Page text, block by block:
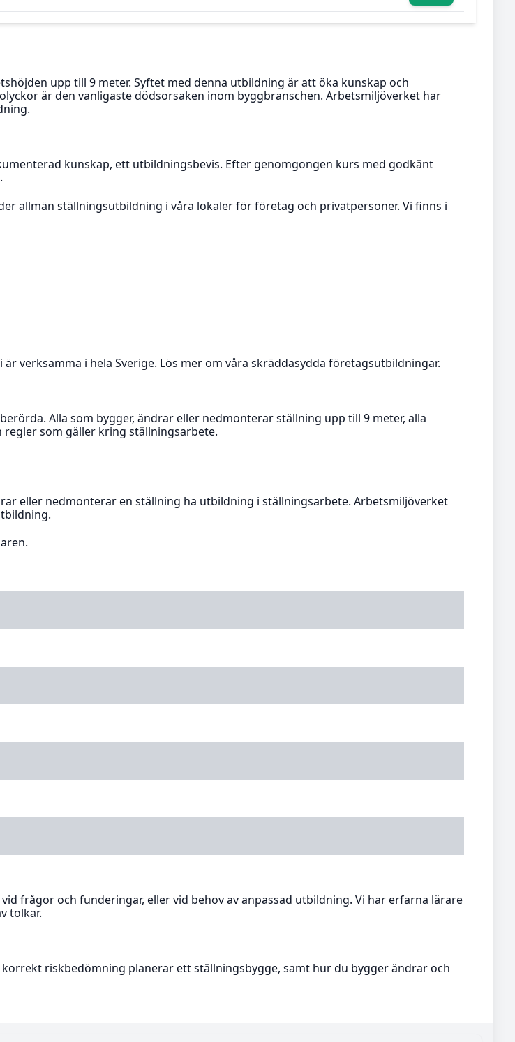
upp till 9 meter. Syftet med denna utbildning är att öka kunskap och
är den vanligaste dödsorsaken inom byggbranschen. Arbetsmiljöverket har
kunskap, ett utbildningsbevis. Efter genomgongen kurs med godkänt
allmän ställningsutbildning i våra lokaler för företag och privatpersoner. Vi finns i
verksamma i hela Sverige. Lös mer om våra skräddasydda företagsutbildningar.
Alla som bygger, ändrar eller nedmonterar ställning upp till 9 meter, alla
som gäller kring ställningsarbete.
eller nedmonterar en ställning ha utbildning i ställningsarbete. Arbetsmiljöverket
vid frågor och funderingar, eller vid behov av anpassad utbildning. Vi har erfarna lärare
tolkar.
riskbedömning planerar ett ställningsbygge, samt hur du bygger ändrar och